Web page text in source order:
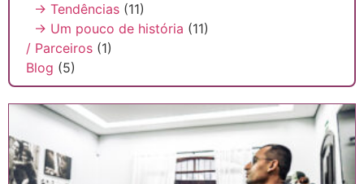
→ Tendências (11)
→ Um pouco de história (11)
/ Parceiros (1)
Blog (5)